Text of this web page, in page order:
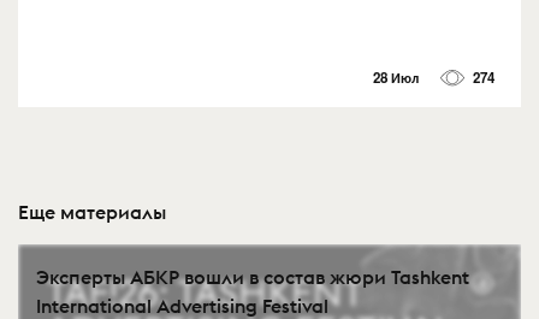
28 Июл 274
Еще материалы
Эксперты АБКР вошли в состав жюри Tashkent
International Advertising Festival